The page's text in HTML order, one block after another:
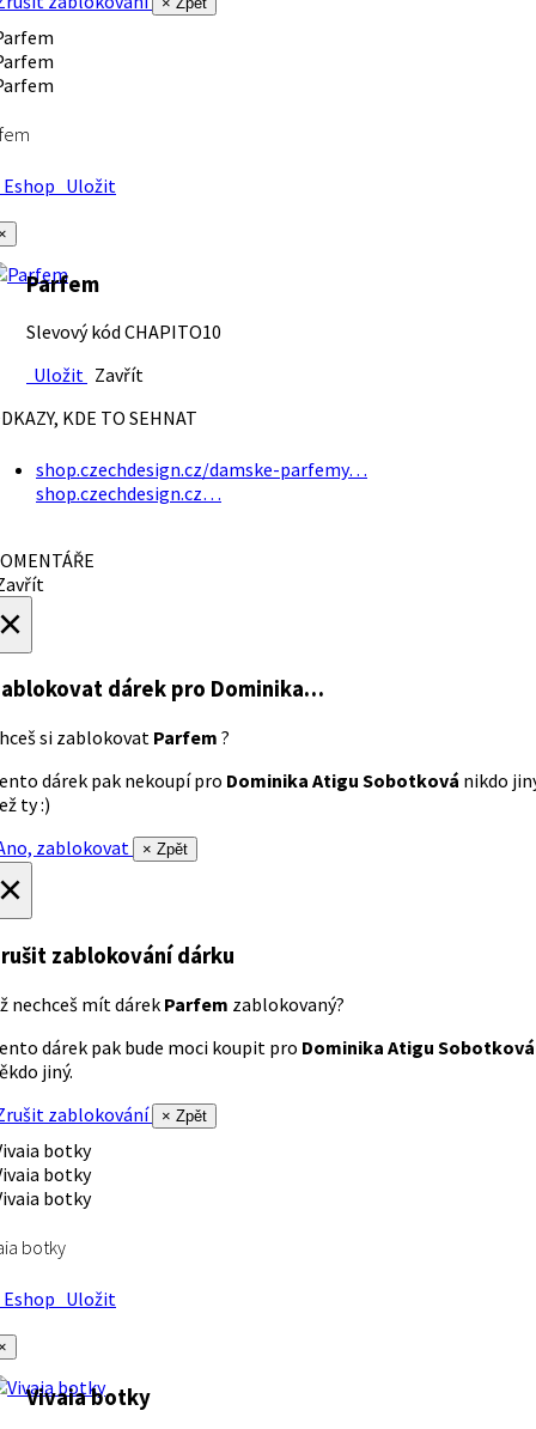
Uložit
Parfem
Slevový kód CHAPITO10
Uložit Zavřít
KDE TO SEHNAT
shop.czechdesign.cz/damske-parfemy…
shop.czechdesign.cz…
dárek pro Dominika…
si zablokovat Parfem ?
dárek pak nekoupí pro Dominika Atigu Sobotková nikdo
ty :)
zablokovat
× Zpět
zablokování dárku
nechceš mít dárek Parfem zablokovaný?
dárek pak bude moci koupit pro Dominika Atigu Sobotková
jiný.
zablokování
× Zpět
botky
Uložit
Vivaia botky